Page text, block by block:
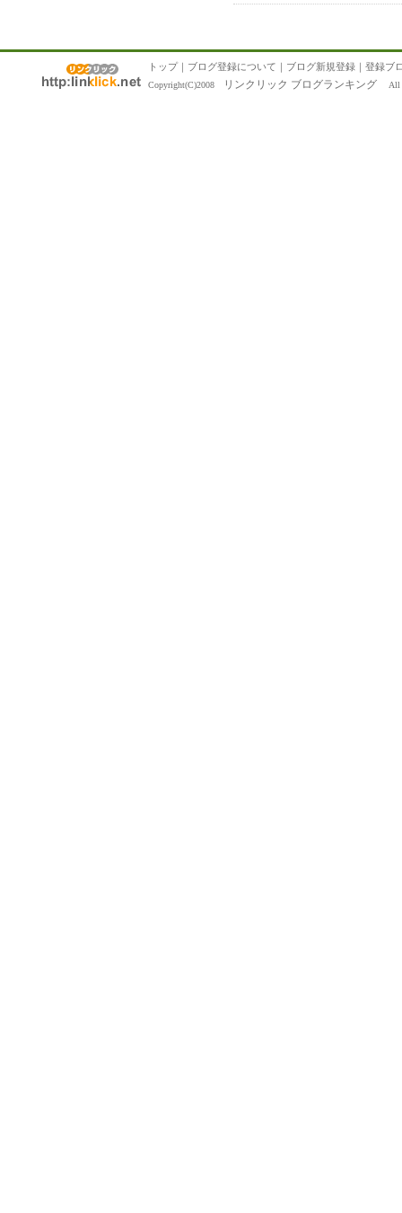
トップ｜ ブログ登録について ｜ ブログ新規登録 ｜ 登録ブ
Copyright(C)2008 リンクリック ブログランキング All